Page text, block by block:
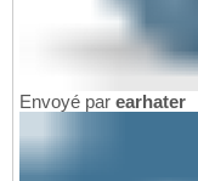
Envoyé par earhater